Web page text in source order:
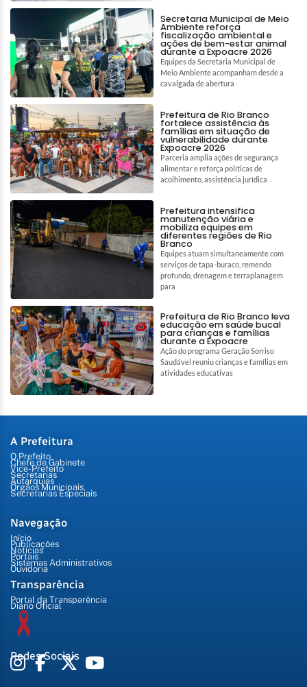
Secretaria Municipal de Meio
Ambiente reforça
fiscalização ambiental e
ações de bem-estar animal
durante a Expoacre 2026
Equipes da Secretaria Municipal de
Meio Ambiente acompanham desde a
cavalgada de abertura
Prefeitura de Rio Branco
fortalece assistência às
famílias em situação de
vulnerabilidade durante
Expoacre 2026
Parceria amplia ações de segurança
alimentar e reforça políticas de
acolhimento, assistência jurídica
Prefeitura intensifica
manutenção viária e
mobiliza equipes em
diferentes regiões de Rio
Branco
Equipes atuam simultaneamente com
serviços de tapa-buraco, remendo
profundo, drenagem e terraplanagem
para
Prefeitura de Rio Branco leva
educação em saúde bucal
para crianças e famílias
durante a Expoacre
Ação do programa Geração Sorriso
Saudável reuniu crianças e famílias em
atividades educativas
A Prefeitura
O Prefeito
Chefe de Gabinete
Vice-Prefeito
Secretarias
Autarquias
Órgãos Municipais
Secretarias Especiais
Navegação
Início
Publicações
Notícias
Portais
Sistemas Administrativos
Ouvidoria
Transparência
Portal da Transparência
Diário Oficial
Redes Sociais